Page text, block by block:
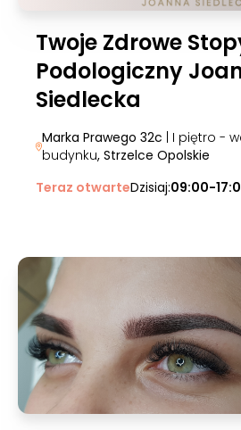
Twoje Zdrowe
Podologiczny
Siedlecka
Marka Prawego 32c | I piętro -
budynku, Strzelce Opolskie
Teraz otwarteDzisiaj:09:00-